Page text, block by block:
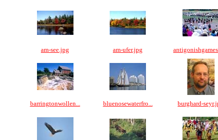
am-see.jpg am-ufer.jpg
barringtonwollen... bluenosewaterfro... burghard-